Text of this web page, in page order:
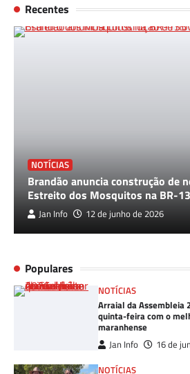
Recentes
NOTÍCIAS
Brandão anuncia construção de
Estreito dos Mosquitos na BR-
Jan Info 12 de junho de 2026
Populares
NOTÍCIAS
Arraial da Assembleia
quinta-feira com o
maranhense
Jan Info
16 de
NOTÍCIAS